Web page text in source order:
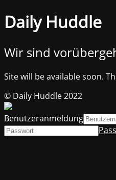
Daily Huddle
Wir sind
Site will be available soon.
© Daily Huddle 2022
Benutzeranmeldung